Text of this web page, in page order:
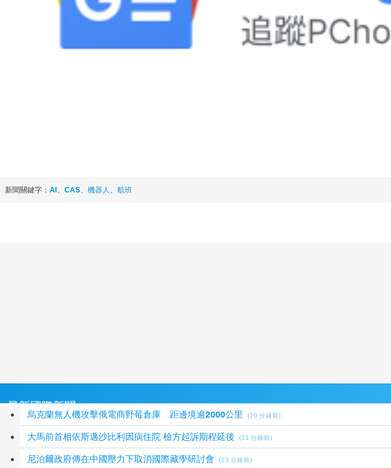
新聞關鍵字： AI、 CAS、 機器人 、 航班
最新國際新聞
烏克蘭無人機攻擊俄電商野莓倉庫 距邊境逾2000公里 (20 分鐘前)
大馬前首相依斯邁沙比利因病住院 檢方起訴期程延後 (21 分鐘前)
尼泊爾政府傳在中國壓力下取消國際藏學研討會 (23 分鐘前)